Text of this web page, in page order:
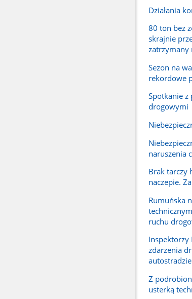
Działania
80 ton bez
skrajnie
zatrzymany
Sezon na
rekordowe
Spotkanie z
drogowymi
naruszenia
Brak tarczy
naczepie.
Rumuńska
ruchu
Inspektorzy
zdarzenia
autostradzie
Z
usterką